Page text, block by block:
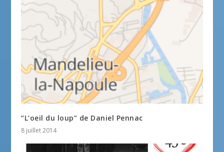
“L’oeil du loup” de Daniel Pennac
8 juillet 2014